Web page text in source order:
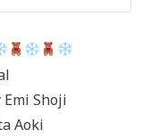
Shoji
Aoki